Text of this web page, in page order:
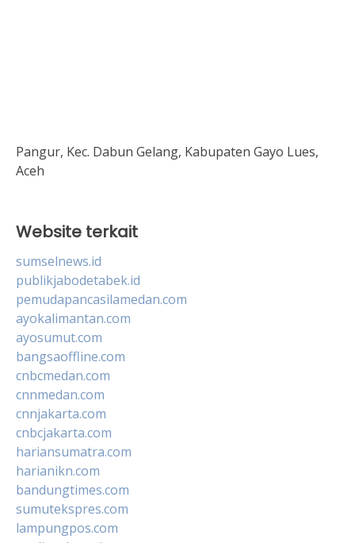
Pangur, Kec. Dabun Gelang, Kabupaten Gayo Lues,
Aceh
Website terkait
sumselnews.id
publikjabodetabek.id
pemudapancasilamedan.com
ayokalimantan.com
ayosumut.com
bangsaoffline.com
cnbcmedan.com
cnnmedan.com
cnnjakarta.com
cnbcjakarta.com
hariansumatra.com
harianikn.com
bandungtimes.com
sumutekspres.com
lampungpos.com